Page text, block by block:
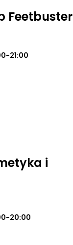
Feetbuster
21:00
i
20:00